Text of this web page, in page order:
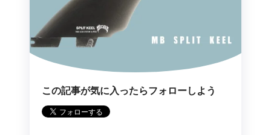
この記事が気に入ったらフォローしよう